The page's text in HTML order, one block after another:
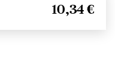
10,34 €